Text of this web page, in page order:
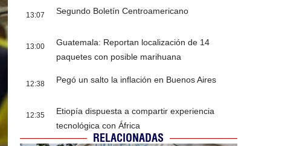
13:07 Segundo Boletín Centroamericano
13:00
Guatemala: Reportan localización de 14
paquetes con posible marihuana
12:38 Pegó un salto la inflación en Buenos Aires
12:35
Etiopía dispuesta a compartir experiencia
tecnológica con África
RELACIONADAS